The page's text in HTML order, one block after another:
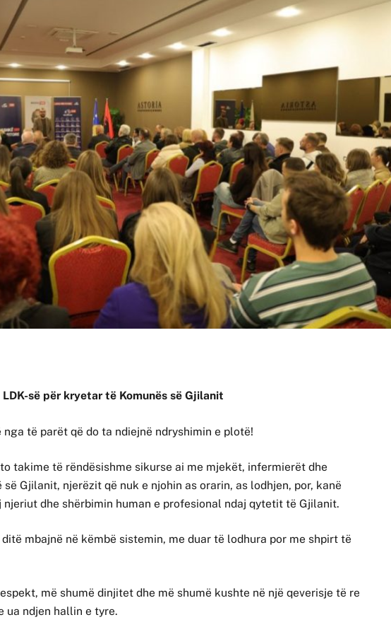
së për kryetar të Komunës së Gjilanit
të parët që do ta ndiejnë ndryshimin e plotë!
takime të rëndësishme sikurse ai me mjekët, infermierët dhe
Gjilanit, njerëzit që nuk e njohin as orarin, as lodhjen, por, kanë
dhe shërbimin human e profesional ndaj qytetit të Gjilanit.
mbajnë në këmbë sistemin, me duar të lodhura por me shpirt të
më shumë dinjitet dhe më shumë kushte në një qeverisje të re
ua ndjen hallin e tyre.